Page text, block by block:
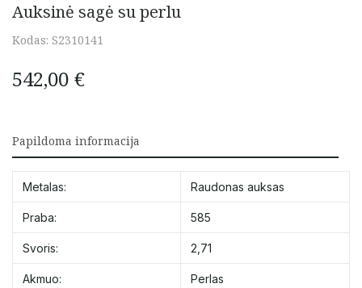
Auksinė sagė su perlu
Kodas: S2310141
542,00 €
Papildoma informacija
Metalas: Raudonas auksas
Praba: 585
Svoris: 2,71
Akmuo: Perlas